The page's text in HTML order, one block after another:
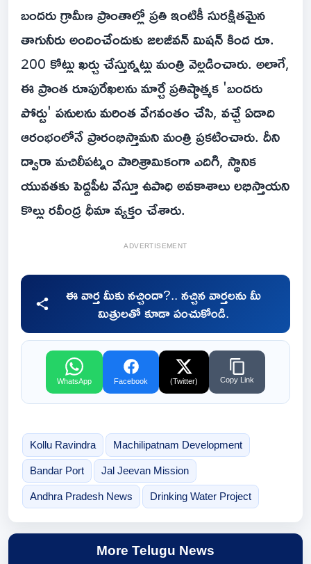
బందరు గ్రామీణ ప్రాంతాల్లో ప్రతి ఇంటికీ సురక్షితమైన
తాగునీరు అందించేందుకు జలజీవన్ మిషన్ కింద రూ.
200 కోట్లు ఖర్చు చేస్తున్నట్లు మంత్రి వెల్లడించారు. అలాగే,
ఈ ప్రాంత రూపురేఖలను మార్చే ప్రతిష్ఠాత్మక 'బందరు
పోర్టు' పనులను మరింత వేగవంతం చేసి, వచ్చే ఏడాది
ఆరంభంలోనే ప్రారంభిస్తామని మంత్రి ప్రకటించారు. దీని
ద్వారా మచిలీపట్నం పారిశ్రామికంగా ఎదిగి, స్థానిక
యువతకు పెద్దపీట వేస్తూ ఉపాధి అవకాశాలు లభిస్తాయని
కొల్లు రవీంద్ర ధీమా వ్యక్తం చేశారు.
ADVERTISEMENT
ఈ వార్త మీకు నచ్చిందా?.. నచ్చిన వార్తలను మీ
మిత్రులతో కూడా పంచుకోండి.
WhatsApp Facebook (Twitter) Copy Link
Kollu Ravindra Machilipatnam Development
Bandar Port Jal Jeevan Mission
Andhra Pradesh News Drinking Water Project
More Telugu News